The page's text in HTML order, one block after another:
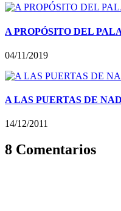
A PROPÓSITO DEL
04/11/2019
A LAS PUERTAS DE
14/12/2011
8 Comentarios